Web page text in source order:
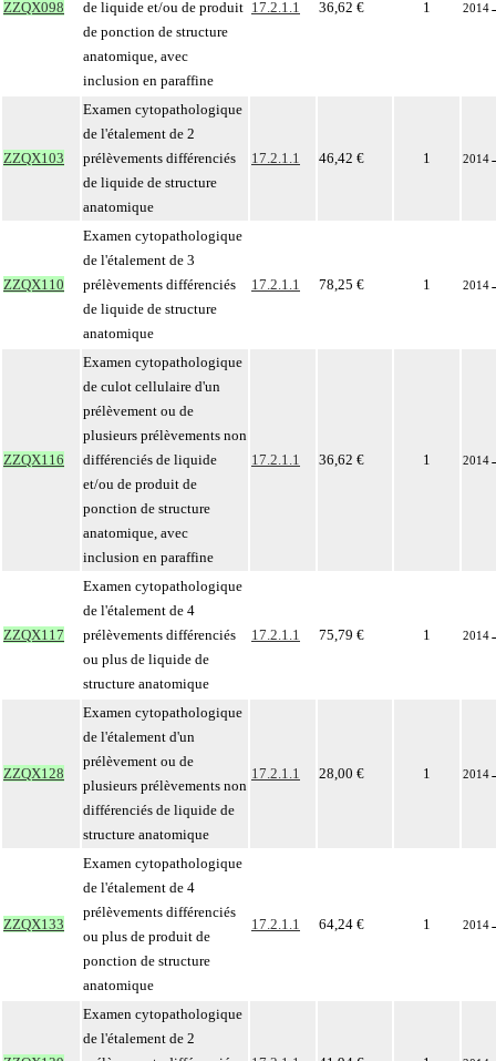
ZZQX098
de liquide et/ou de produit
de ponction de structure
anatomique, avec
inclusion en paraffine
17.2.1.1 36,62 € 1 2014
ZZQX103
Examen cytopathologique
de l'étalement de 2
prélèvements différenciés
de liquide de structure
anatomique
17.2.1.1 46,42 € 1 2014
ZZQX110
Examen cytopathologique
de l'étalement de 3
prélèvements différenciés
de liquide de structure
anatomique
17.2.1.1 78,25 € 1 2014
ZZQX116
Examen cytopathologique
de culot cellulaire d'un
prélèvement ou de
plusieurs prélèvements non
différenciés de liquide
et/ou de produit de
ponction de structure
anatomique, avec
inclusion en paraffine
17.2.1.1 36,62 € 1 2014
ZZQX117
Examen cytopathologique
de l'étalement de 4
prélèvements différenciés
ou plus de liquide de
structure anatomique
17.2.1.1 75,79 € 1 2014
ZZQX128
Examen cytopathologique
de l'étalement d'un
prélèvement ou de
plusieurs prélèvements non
différenciés de liquide de
structure anatomique
17.2.1.1 28,00 € 1 2014
ZZQX133
Examen cytopathologique
de l'étalement de 4
prélèvements différenciés
ou plus de produit de
ponction de structure
anatomique
17.2.1.1 64,24 € 1 2014
Examen cytopathologique
de l'étalement de 2